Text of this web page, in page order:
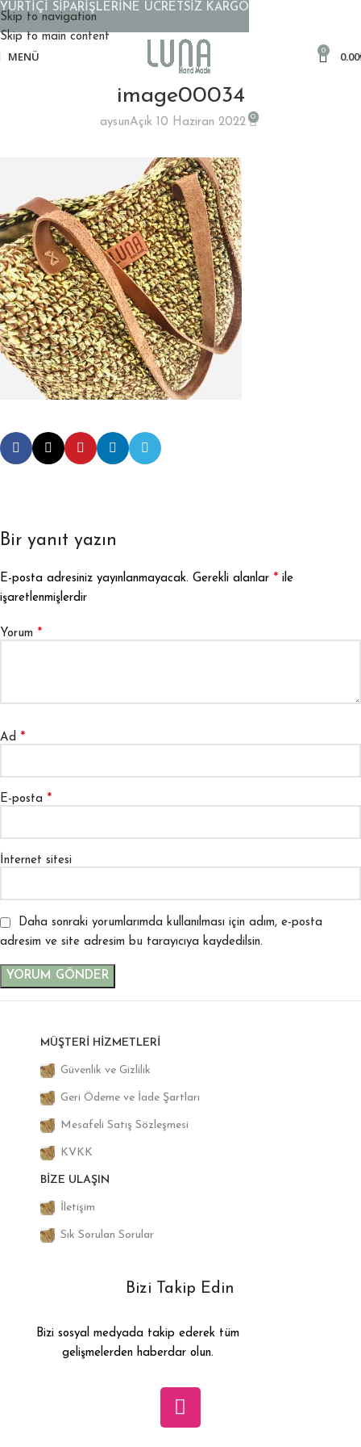
Skip to navigation
Skip to main content
MENÜ 0 0.00
image00034
aysunAçık 10 Haziran 2022 0
Bir yanıt yazın
E-posta adresiniz yayınlanmayacak. Gerekli alanlar * ile
işaretlenmişlerdir
Yorum *
Ad *
E-posta *
İnternet sitesi
Daha sonraki yorumlarımda kullanılması için adım, e-posta
adresim ve site adresim bu tarayıcıya kaydedilsin.
MÜŞTERI HIZMETLERI
Güvenlik ve Gizlilik
Geri Ödeme ve İade Şartları
Mesafeli Satış Sözleşmesi
KVKK
BIZE ULAŞIN
İletişim
Sık Sorulan Sorular
Bizi Takip Edin
Bizi sosyal medyada takip ederek tüm
gelişmelerden haberdar olun.
YURTİÇİ SİPARİŞLERİNE ÜCRETSİZ KARGO